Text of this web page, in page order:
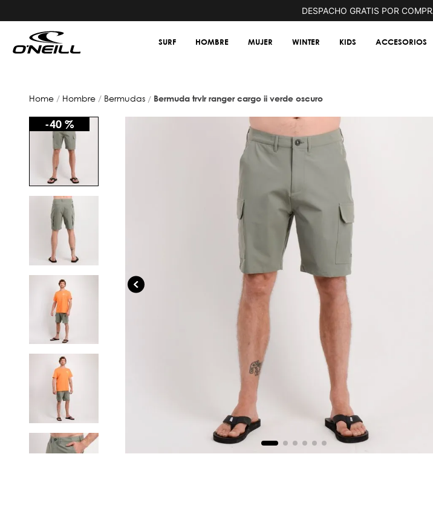
DESPACHO GRATIS POR
SURF HOMBRE MUJER WINTER KIDS ACCESORIOS
hombre bermudas bermuda trvlr ranger cargo ii verde oscuro
-40 %